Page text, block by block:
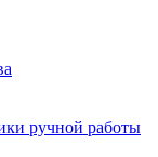
ручной работы